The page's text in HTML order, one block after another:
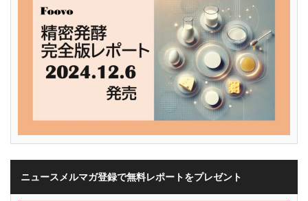
ニュースメルマガ登録で無料レポートをプレゼント